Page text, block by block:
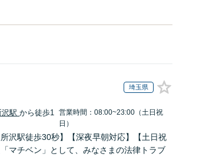
埼玉県
沢駅から徒歩1
営業時間：08:00~23:00（土日祝
日）
所沢駅徒歩30秒】【深夜早朝対応】【土日祝
マチベン」として、みなさまの法律トラブ